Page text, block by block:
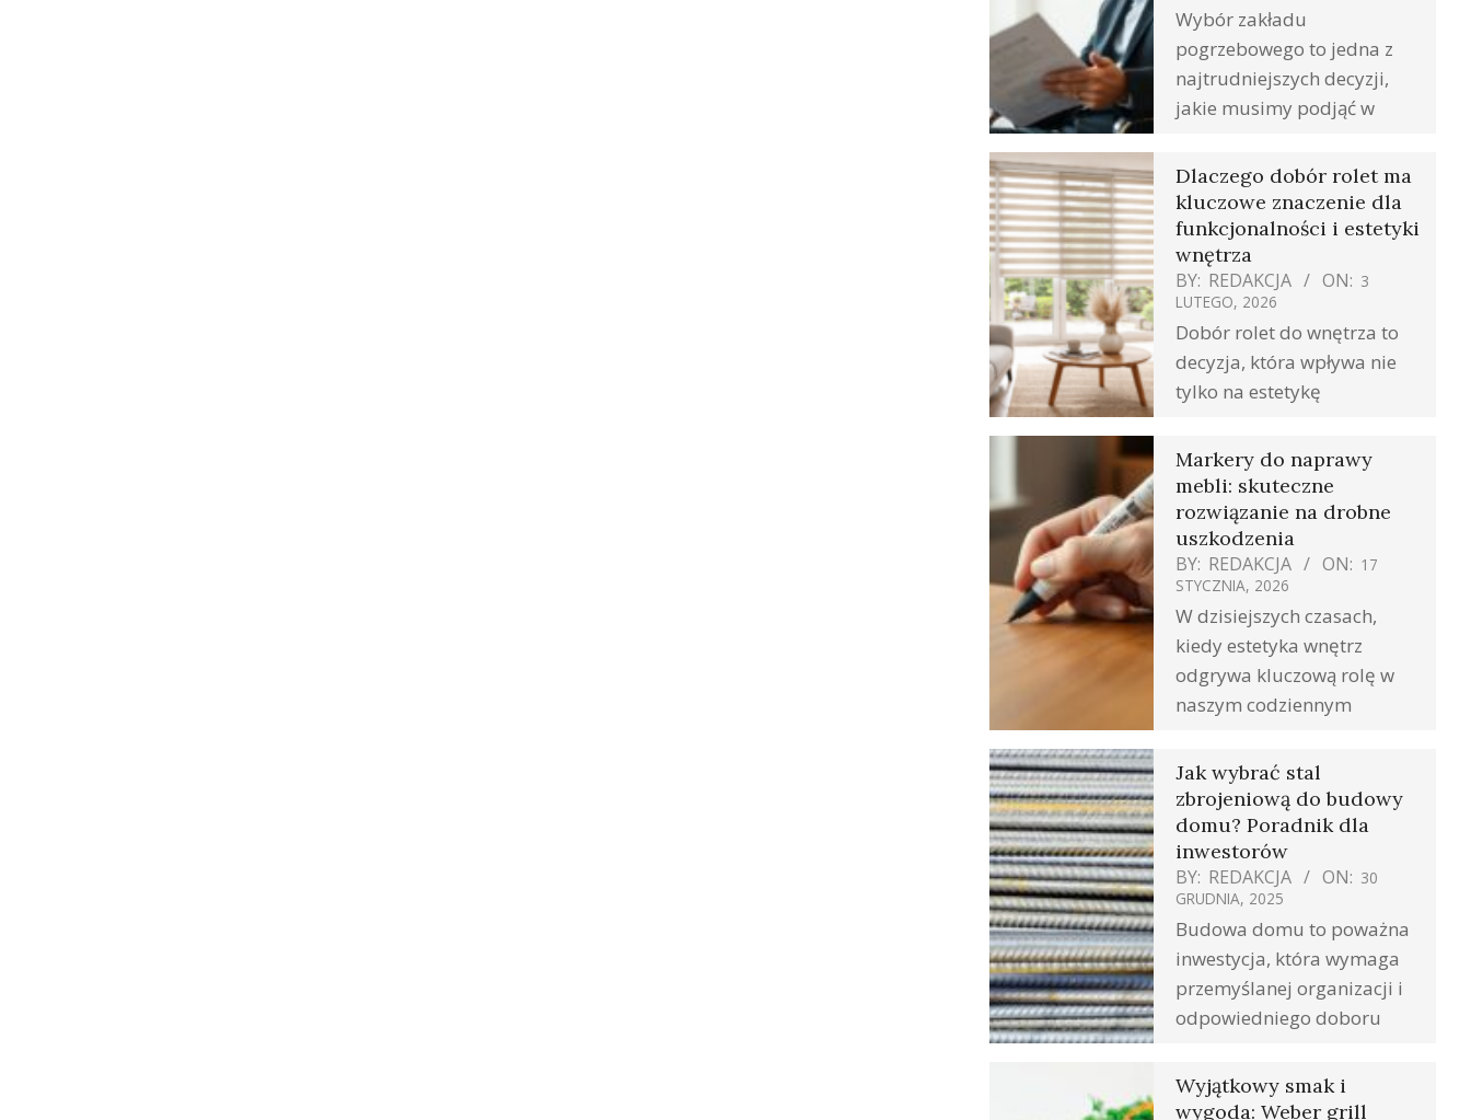
Wybór zakładu
pogrzebowego to jedna z
najtrudniejszych decyzji,
jakie musimy podjąć w
Dlaczego dobór rolet ma
kluczowe znaczenie dla
funkcjonalności i estetyki
wnętrza
BY: REDAKCJA ON: 3
LUTEGO, 2026
Dobór rolet do wnętrza to
decyzja, która wpływa nie
tylko na estetykę
Markery do naprawy
mebli: skuteczne
rozwiązanie na drobne
uszkodzenia
BY: REDAKCJA ON: 17
STYCZNIA, 2026
W dzisiejszych czasach,
kiedy estetyka wnętrz
odgrywa kluczową rolę w
naszym codziennym
Jak wybrać stal
zbrojeniową do budowy
domu? Poradnik dla
inwestorów
BY: REDAKCJA ON: 30
GRUDNIA, 2025
Budowa domu to poważna
inwestycja, która wymaga
przemyślanej organizacji i
odpowiedniego doboru
Wyjątkowy smak i
wygoda: Weber grill